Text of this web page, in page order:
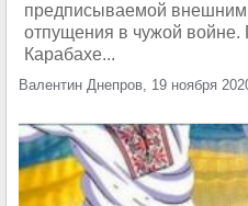
предписываемой
отпущения в чужой
Карабахе...
Валентин Днепров, 19 ноября